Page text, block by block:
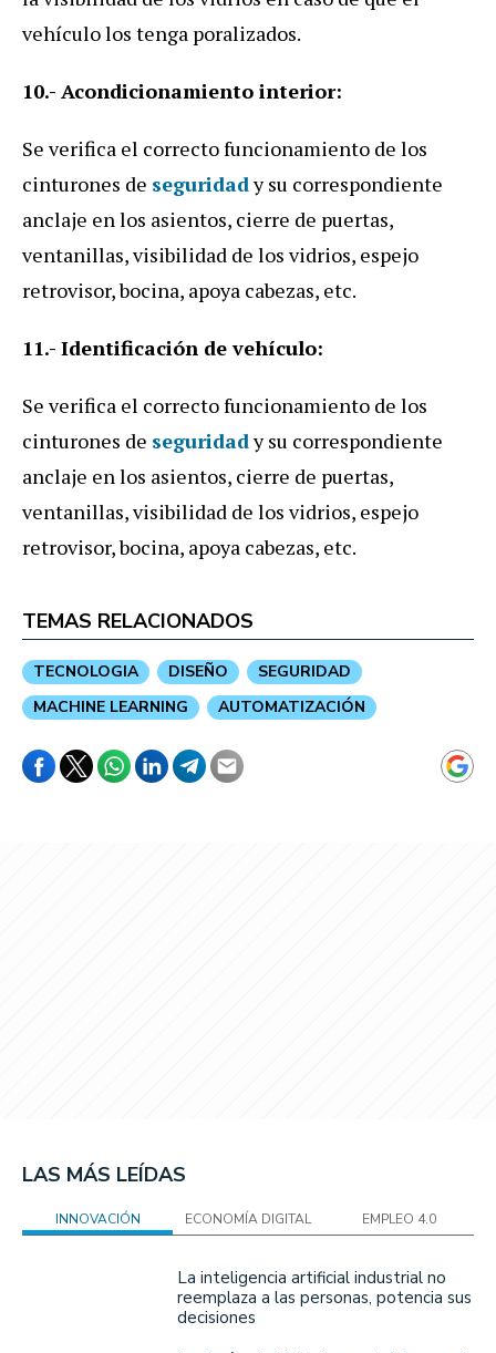
vehículo los tenga poralizados.
10.- Acondicionamiento interior:
Se verifica el correcto funcionamiento de los
cinturones de seguridady su correspondiente
anclaje en los asientos, cierre de puertas,
ventanillas, visibilidad de los vidrios, espejo
retrovisor, bocina, apoya cabezas, etc.
11.- Identificación de vehículo:
Se verifica el correcto funcionamiento de los
cinturones de seguridady su correspondiente
anclaje en los asientos, cierre de puertas,
ventanillas, visibilidad de los vidrios, espejo
retrovisor, bocina, apoya cabezas, etc.
TEMAS RELACIONADOS
TECNOLOGIA DISEÑO
SEGURIDAD
MACHINE LEARNING
AUTOMATIZACIÓN
LAS MÁS LEÍDAS
INNOVACIÓN ECONOMÍA DIGITAL EMPLEO 4.0
La inteligencia artificial industrial no
reemplaza a las personas, potencia sus
decisiones